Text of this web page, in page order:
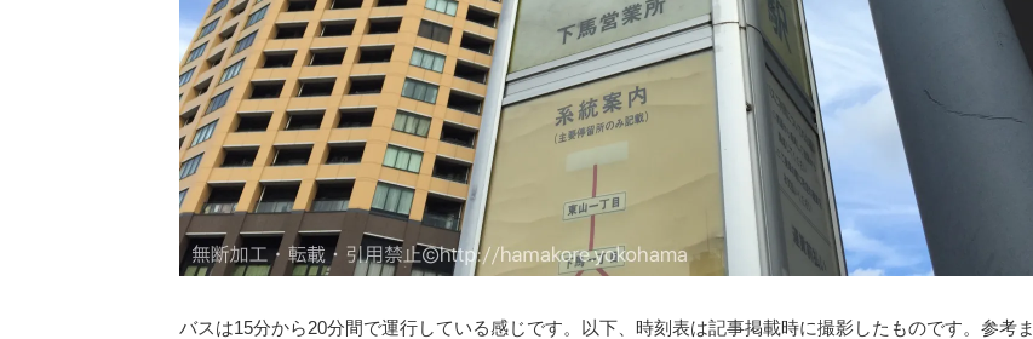
バスは15分から20分間で運行している感じです。以下、時刻表は記事掲載時に撮影したものです。参考ま